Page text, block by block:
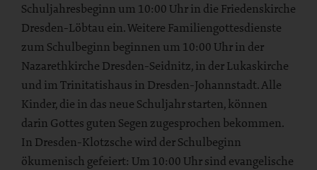
Schuljahresbeginn um 10:00 Uhr in die Friedenskirche
Dresden-Löbtau ein. Weitere Familiengottesdienste
zum Schulbeginn beginnen um 10:00 Uhr in der
Nazarethkirche Dresden-Seidnitz, in der Lukaskirche
und im Trinitatishaus in Dresden-Johannstadt. Alle
Kinder, die in das neue Schuljahr starten, können
darin Gottes guten Segen zugesprochen bekommen.
In Dresden-Klotzsche wird der Schulbeginn
ökumenisch gefeiert: Um 10:00 Uhr sind evangelische